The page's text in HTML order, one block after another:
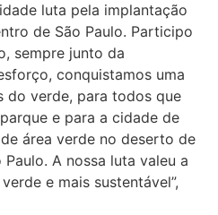
luta pela implantação
de São Paulo. Participo
sempre junto da
conquistamos uma
do verde, para todos que
e para a cidade de
área verde no deserto de
A nossa luta valeu a
e mais sustentável”,